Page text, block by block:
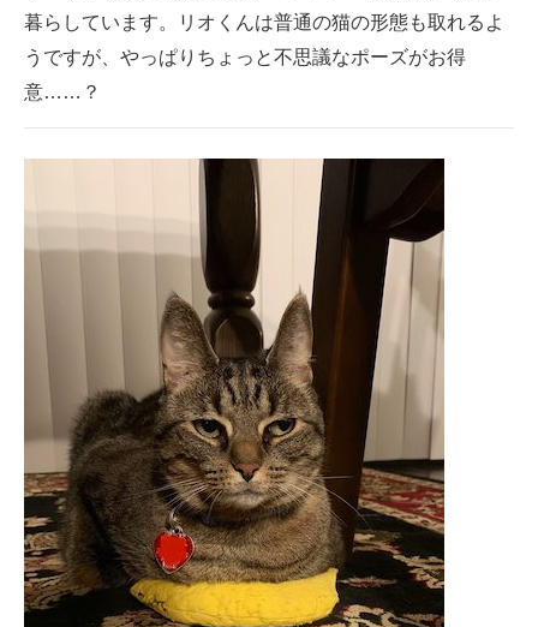
暮らしています。リオくんは普通の猫の形態も取れるよ
うですが、やっぱりちょっと不思議なポーズがお得
意……？